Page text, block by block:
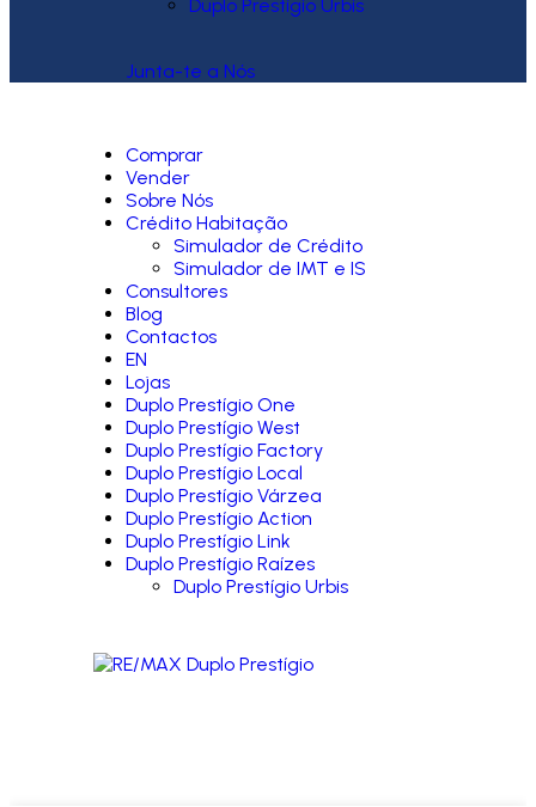
Duplo Prestígio Urbis
Junta-te a Nós
Comprar
Vender
Sobre Nós
Crédito Habitação
Simulador de Crédito
Simulador de IMT e IS
Consultores
Blog
Contactos
EN
Lojas
Duplo Prestígio One
Duplo Prestígio West
Duplo Prestígio Factory
Duplo Prestígio Local
Duplo Prestígio Várzea
Duplo Prestígio Action
Duplo Prestígio Link
Duplo Prestígio Raízes
Duplo Prestígio Urbis